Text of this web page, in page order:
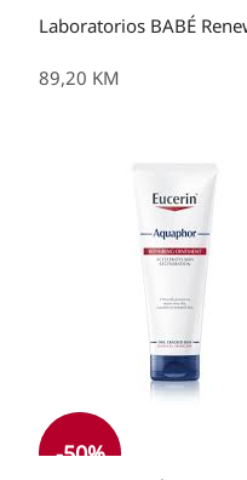
Laboratorios BABÉ
89,20 KM
-50%